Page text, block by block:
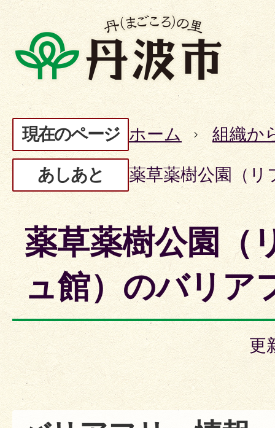
現在のページ ホーム 組織か
あしあと 薬草薬樹公園（
薬草薬樹公園（
ュ館）のバリア
更